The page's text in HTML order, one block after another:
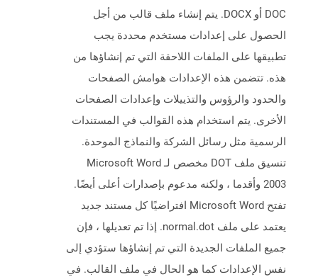
DOC أو DOCX. يتم إنشاء ملف قالب من أجل
الحصول على إعدادات مستخدم محددة يجب
تطبيقها على الملفات اللاحقة التي تم إنشاؤها من
هذه. تتضمن هذه الإعدادات هوامش الصفحات
والحدود والرؤوس والتذييلات وإعدادات الصفحات
الأخرى. يتم استخدام هذه القوالب في المستندات
الرسمية مثل رسائل الشركة والنماذج الموحدة.
تنسيق ملف DOT مخصص لـ Microsoft Word
2003 وأقدما ، ولكنه مدعوم بإصدارات أعلى أيضًا.
تفتح Microsoft Word افتراضيًا كل مستند جديد
يعتمد على ملف normal.dot. إذا تم تعديلها ، فإن
جميع الملفات الجديدة التي تم إنشاؤها ستؤدي إلى
نفس الإعدادات كما هو الحال في ملف القالب. في